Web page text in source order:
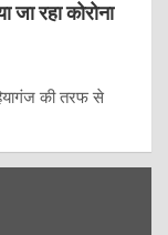
जा रहा कोरोना
की तरफ से